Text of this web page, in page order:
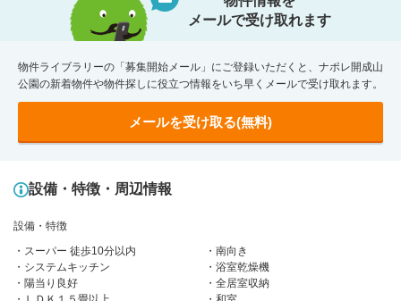
メールで受け取れます
物件ライブラリーの「募集開始メール」にご登録いただくと、ナポレ開成山
公園の新着物件や物件探しに役立つ情報をいち早くメールで受け取れます。
メールを受け取る(無料)
設備・特徴・周辺情報
設備・特徴
スーパー 徒歩10分以内
南向き
システムキッチン
浴室乾燥機
陽当り良好
全居室収納